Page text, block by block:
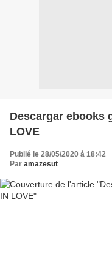
Descargar ebooks
LOVE
Publié le 28/05/2020 à 18:42
Par amazesut